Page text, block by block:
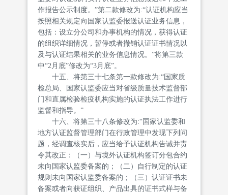
作报告公示制度。”第二款修改为:“认证机构应当
按照相关规定向国家认监委报送认证业务信息，
包括：设立分公司和办事机构的情况，获得认证
的组织详细情况，暂停或者撤销认证证书情况以
及与认证结果相关的业务信息情况。”将第三款
中“2月底”修改为“3月底”。
十五、将第三十七条第一款修改为:“国家质
检总局、国家认监委应当对省级质量技术监督部
门和直属检验检疫机构实施的认证执法工作进行
监督和指导。”
十六、将第三十八条修改为:“国家认监委和
地方认证监督管理部门在行政管理中发现下列问
题，经调查核实后，应当给予认证机构告诫并责
令其改正：（一）与境外认证机构签订分包合约
未向国家认监委备案的；（二）自行制定的认证
规则未向国家认监委备案的；（三）认证证书未
备案或者向获证组织、产品出具的证书式样与备